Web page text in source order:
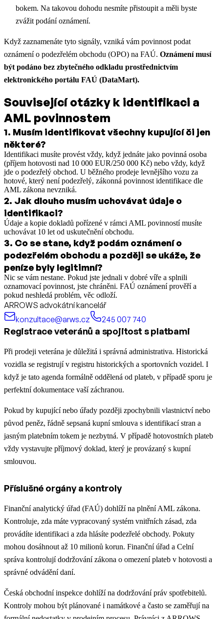
bokem. Na takovou dohodu nesmíte přistoupit a měli byste
zvážit podání oznámení.
Když zaznamenáte tyto signály, vzniká vám povinnost podat
oznámení o podezřelém obchodu (OPO) na FAÚ. Oznámení musí
být podáno bez zbytečného odkladu prostřednictvím
elektronického portálu FAÚ (DataMart).
Související otázky k identifikaci a
AML povinnostem
1. Musím identifikovat všechny kupující či jen
některé?
Identifikaci musíte provést vždy, když jednáte jako povinná osoba
(příjem hotovosti nad 10 000 EUR/250 000 Kč) nebo vždy, když
jde o podezřelý obchod. U běžného prodeje levnějšího vozu za
hotové, který není podezřelý, zákonná povinnost identifikace dle
AML zákona nevzniká.
2. Jak dlouho musím uchovávat údaje o
identifikaci?
Údaje a kopie dokladů pořízené v rámci AML povinností musíte
uchovávat 10 let od uskutečnění obchodu.
3. Co se stane, když podám oznámení o
podezřelém obchodu a později se ukáže, že
peníze byly legitimní?
Nic se vám nestane. Pokud jste jednali v dobré víře a splnili
oznamovací povinnost, jste chráněni. FAÚ oznámení prověří a
pokud neshledá problém, věc odloží.
ARROWS advokátní kancelář
konzultace@arws.cz
245 007 740
Registrace veteránů a spojitost s platbami
Při prodeji veterána je důležitá i správná administrativa. Historická
vozidla se registrují v registru historických a sportovních vozidel. I
když je tato agenda formálně oddělená od plateb, v případě sporu je
perfektní dokumentace vaší záchranou.
Pokud by kupující nebo úřady později zpochybnili vlastnictví nebo
původ peněz, řádně sepsaná kupní smlouva s identifikací stran a
jasným platebním tokem je nezbytná. V případě hotovostních plateb
vždy vystavujte příjmový doklad, který je provázaný s kupní
smlouvou.
Příslušné orgány a kontroly
Finanční analytický úřad (FAÚ) dohlíží na plnění AML zákona.
Kontroluje, zda máte vypracovaný systém vnitřních zásad, zda
provádíte identifikaci a zda hlásíte podezřelé obchody. Pokuty
mohou dosáhnout až 10 milionů korun. Finanční úřad a Celní
správa kontrolují dodržování zákona o omezení plateb v hotovosti a
správné odvádění daní.
Česká obchodní inspekce dohlíží na dodržování práv spotřebitelů.
Kontroly mohou být plánované i namátkové a často se zaměřují na